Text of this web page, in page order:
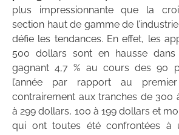
plus impressionnante que la
section haut de gamme de
défie les tendances. En effet, les
500 dollars sont en hausse dans
gagnant 4,7 % au cours des 90
l’année par rapport au
contrairement aux tranches de 300
à 299 dollars, 100 à 199 dollars et
qui ont toutes été confrontées à